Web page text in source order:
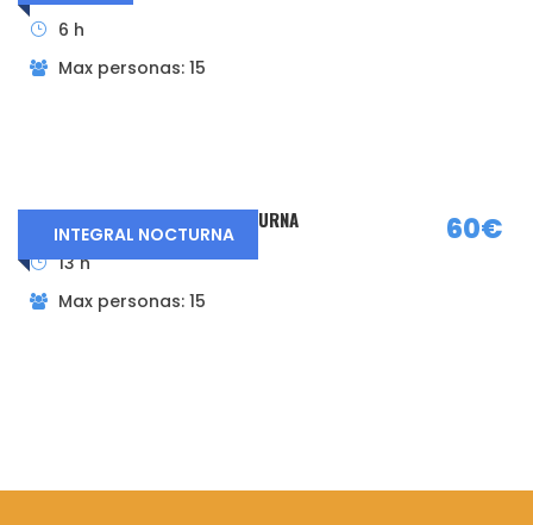
Duración: 2 h aprox
6 h
Max personas: 15
INTEGRAL NOCTURNA
INTEGRAL de la PEDRIZA NOCTURNA 60€
13 h
Max personas: 15